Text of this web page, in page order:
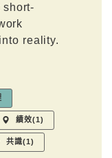
reality.
績效(1)
共識(1)